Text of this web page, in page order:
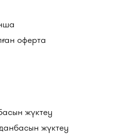
оферта
жүктеу
жүктеу